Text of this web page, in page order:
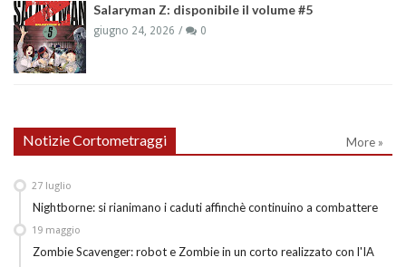
Salaryman Z: disponibile il volume #5
giugno 24, 2026 0
Notizie Cortometraggi More »
Nightborne: si rianimano i caduti affinchè continuino a combattere
27 luglio
Zombie Scavenger: robot e Zombie in un corto realizzato con l'IA
19 maggio